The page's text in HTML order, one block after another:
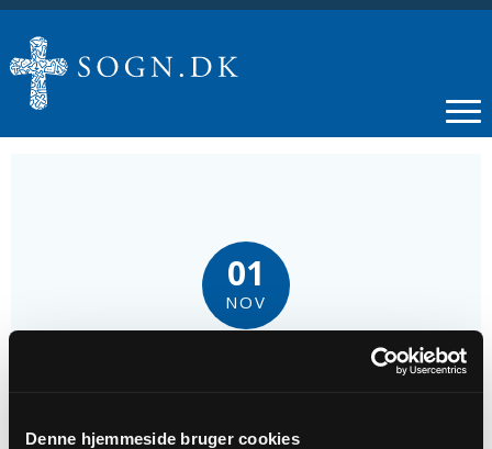
Denne hjemmeside bruger cookies
01
NOV
Tidspunkt